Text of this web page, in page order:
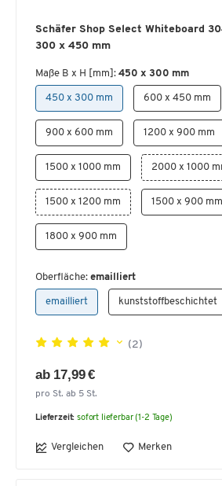
Schäfer Shop Select Whiteboard
300 x 450 mm
Maße B x H [mm]: 450 x 300 mm
450 x 300 mm 600 x 450 mm
900 x 600 mm 1200 x 900 mm
1500 x 1000 mm 2000 x 1000
1500 x 1200 mm 1500 x 900 mm
1800 x 900 mm
Oberfläche: emailliert
emailliert kunststoffbeschichtet
(2)
ab 17,99 €
pro St. ab 5 St.
Lieferzeit: sofort lieferbar (1-2 Tage)
Vergleichen Merken